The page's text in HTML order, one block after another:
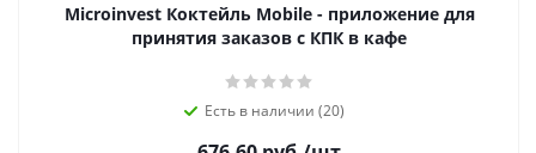
Microinvest Коктейль Mobile - приложение для
принятия заказов с КПК в кафе
Есть в наличии (20)